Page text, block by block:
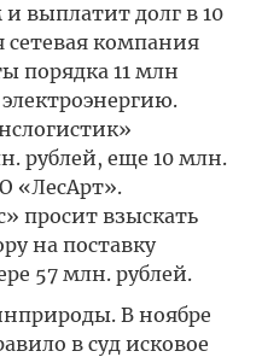
выплатит долг в 10
сетевая компания
порядка 11 млн
рублей, еще 10 млн.
«ЛесАрт».
просит взыскать
на поставку
57 млн. рублей.
В ноябре
в суд исковое